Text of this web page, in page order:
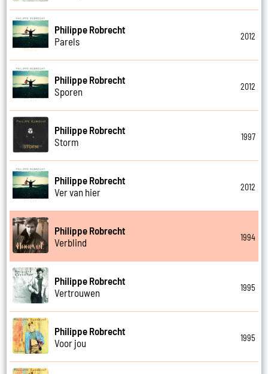
Philippe Robrecht
Parels
2012
Philippe Robrecht
Sporen
2012
Philippe Robrecht
Storm
1997
Philippe Robrecht
Ver van hier
2012
Philippe Robrecht
Verblind
1994
Philippe Robrecht
Vertrouwen
1995
Philippe Robrecht
Voor jou
1995